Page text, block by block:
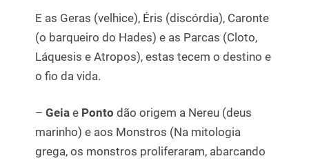
E as Geras (velhice), Éris (discórdia), Caronte
(o barqueiro do Hades) e as Parcas (Cloto,
Láquesis e Atropos), estas tecem o destino e
o fio da vida.
– Geia e Ponto dão origem a Nereu (deus
marinho) e aos Monstros (Na mitologia
grega, os monstros proliferaram, abarcando